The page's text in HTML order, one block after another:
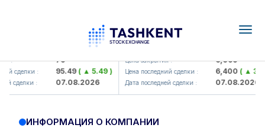
: 79
сделки : 95.49( ▲ 5.49 )
сделки : 07.08.2026
UZMK (<O'zmetkombinat> AJ)
Цена закрытия : 6,099
Цена последний сделки : 6,400( ▲
Дата последней сделки : 07.08.2026
ИНФОРМАЦИЯ О КОМПАНИИ